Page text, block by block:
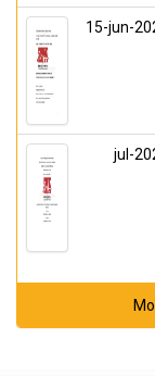
15-jun-
jul-